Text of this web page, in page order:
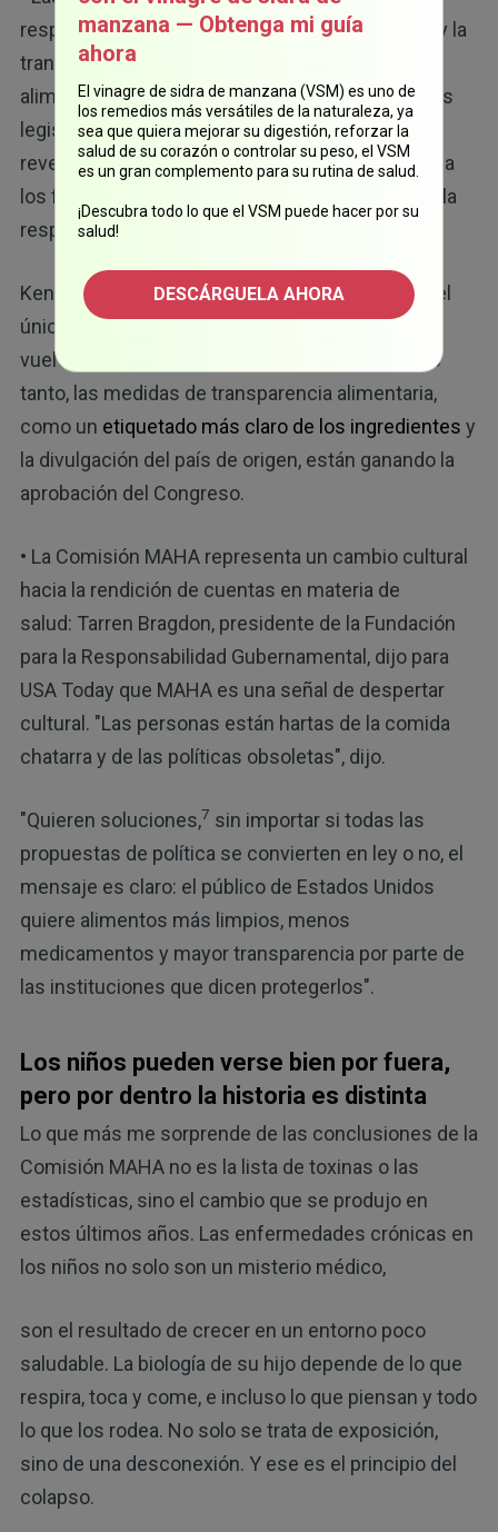
responsabilidad por parte de las farmacéuticas y la
transparencia en las etiquetas de los
alimentos: como parte de la agenda de MAHA, los
legisladores ahora están debatiendo una ley que
revertiría las protecciones legales que protegen a
los fabricantes de vacunas y medicamentos de la
responsabilidad.
Kennedy afirma que la rendición de cuentas es el
único camino para que los sistemas de salud se
vuelvan a ganar la confianza el público. Mientras
tanto, las medidas de transparencia alimentaria,
como un etiquetado más claro de los ingredientes y
la divulgación del país de origen, están ganando la
aprobación del Congreso.
• La Comisión MAHA representa un cambio cultural
hacia la rendición de cuentas en materia de
salud: Tarren Bragdon, presidente de la Fundación
para la Responsabilidad Gubernamental, dijo para
USA Today que MAHA es una señal de despertar
cultural. "Las personas están hartas de la comida
chatarra y de las políticas obsoletas", dijo.
"Quieren soluciones,7 sin importar si todas las
propuestas de política se convierten en ley o no, el
mensaje es claro: el público de Estados Unidos
quiere alimentos más limpios, menos
medicamentos y mayor transparencia por parte de
las instituciones que dicen protegerlos".
Los niños pueden verse bien por fuera,
pero por dentro la historia es distinta
Lo que más me sorprende de las conclusiones de la
Comisión MAHA no es la lista de toxinas o las
estadísticas, sino el cambio que se produjo en
estos últimos años. Las enfermedades crónicas en
los niños no solo son un misterio médico,
son el resultado de crecer en un entorno poco
saludable. La biología de su hijo depende de lo que
respira, toca y come, e incluso lo que piensan y todo
lo que los rodea. No solo se trata de exposición,
sino de una desconexión. Y ese es el principio del
colapso.
manzana — Obtenga mi guía
ahora
El vinagre de sidra de manzana (VSM) es uno de
los remedios más versátiles de la naturaleza, ya
sea que quiera mejorar su digestión, reforzar la
salud de su corazón o controlar su peso, el VSM
es un gran complemento para su rutina de salud.
¡Descubra todo lo que el VSM puede hacer por su
salud!
DESCÁRGUELA AHORA